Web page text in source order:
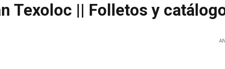
Texoloc || Folletos y